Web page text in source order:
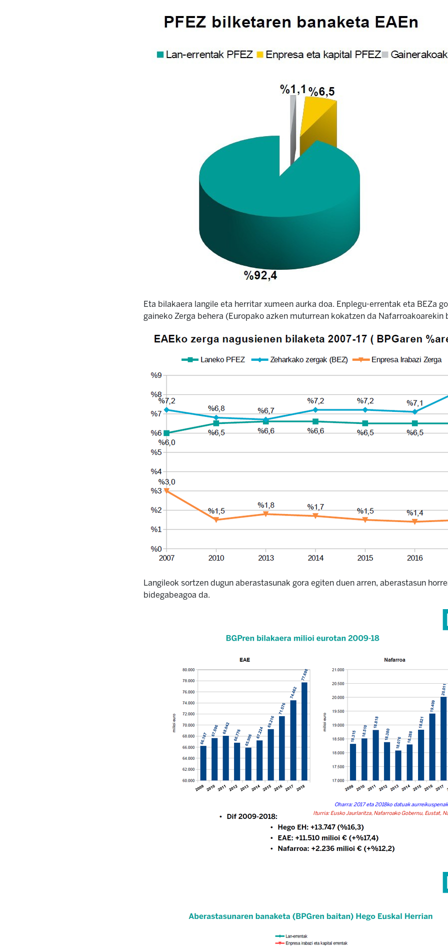
Eta bilakaera langile eta herritar xumeen aurka doa. Enplegu-errentak eta BEZa
gaineko Zerga behera (Europako azken muturrean kokatzen da Nafarroakoarekin
Langileok sortzen dugun aberastasunak gora egiten duen arren, aberastasun
bidegabeagoa da.